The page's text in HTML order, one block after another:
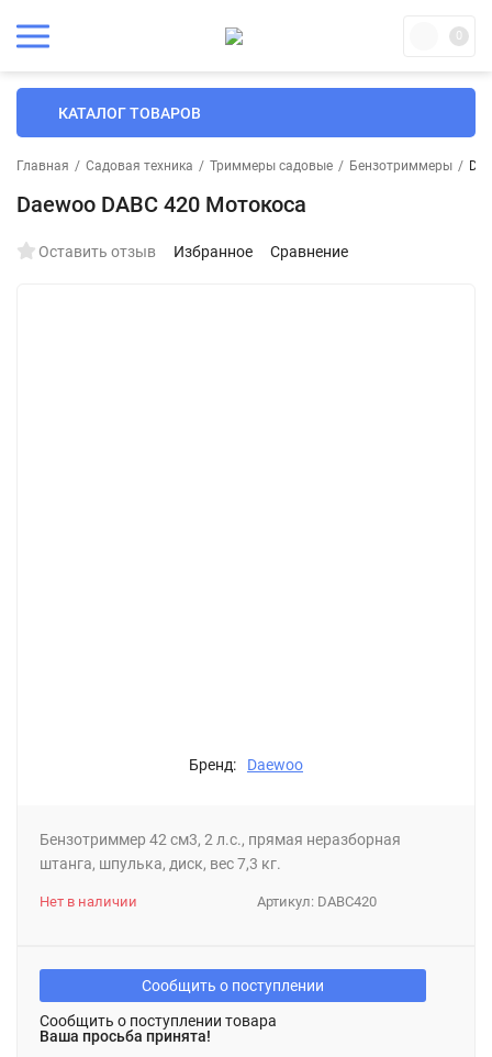
0
КАТАЛОГ ТОВАРОВ
Главная / Садовая техника / Триммеры садовые / Бензотриммеры /
Daewoo DABC 420 Мотокоса
Оставить отзыв Избранное Сравнение
Бренд: Daewoo
Бензотриммер 42 см3, 2 л.с., прямая неразборная
штанга, шпулька, диск, вес 7,3 кг.
Артикул: DABC420
Нет в наличии
Сообщить о поступлении
Сообщить о поступлении товара
Ваша просьба принята!